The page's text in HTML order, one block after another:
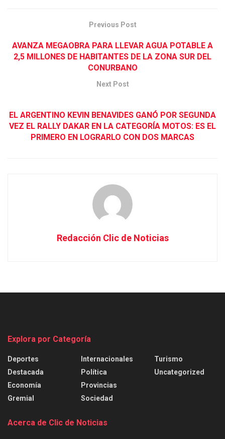
Previous Post
AVANZA MEGAOBRA PARA LLEVAR AGUA POTABLE A
2,5 MILLONES DE HABITANTES DE LA ZONA SUR DEL
CONURBANO
Next Post
EL ARGENTINO KEVIN BENAVIDES GANÓ POR SEGUNDA
VEZ EL RALLY DAKAR EN LA CATEGORÍA MOTOS: ES EL
PRIMERO EN LOGRARLO CON DOS MARCAS
Redacción Clic de Noticias
Explora por Categoría
Deportes
Destacada
Economía
Gremial
Internacionales
Política
Provincias
Sociedad
Turismo
Uncategorized
Acerca de Clic de Noticias